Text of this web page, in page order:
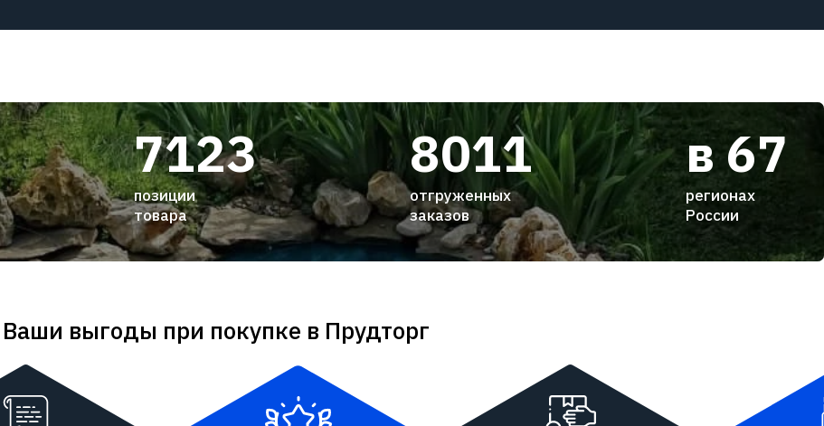
7123
позиции
товара
8011
отгруженных
заказов
в 67
регионах
России
Ваши выгоды при покупке в Прудторг